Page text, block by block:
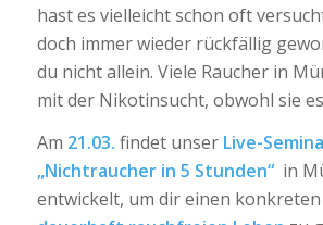
hast es vielleicht schon oft
doch immer wieder rückfällig
du nicht allein. Viele Raucher in
mit der Nikotinsucht, obwohl sie
Am 21.03. findet unser Live-
„Nichtraucher in 5 Stunden“in
entwickelt, um dir einen konkreten